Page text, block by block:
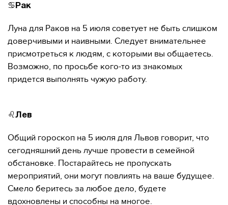
♋️ Рак
Луна для Раков на 5 июля советует не быть слишком
доверчивыми и наивными. Следует внимательнее
присмотреться к людям, с которыми вы общаетесь.
Возможно, по просьбе кого-то из знакомых
придется выполнять чужую работу.
♌️Лев
Общий гороскоп на 5 июля для Львов говорит, что
сегодняшний день лучше провести в семейной
обстановке. Постарайтесь не пропускать
мероприятий, они могут повлиять на ваше будущее.
Смело беритесь за любое дело, будете
вдохновлены и способны на многое.